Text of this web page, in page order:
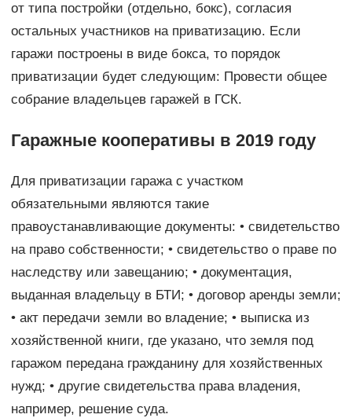
от типа постройки (отдельно, бокс), согласия
остальных участников на приватизацию. Если
гаражи построены в виде бокса, то порядок
приватизации будет следующим: Провести общее
собрание владельцев гаражей в ГСК.
Гаражные кооперативы в 2019 году
Для приватизации гаража с участком
обязательными являются такие
правоустанавливающие документы: • свидетельство
на право собственности; • свидетельство о праве по
наследству или завещанию; • документация,
выданная владельцу в БТИ; • договор аренды земли;
• акт передачи земли во владение; • выписка из
хозяйственной книги, где указано, что земля под
гаражом передана гражданину для хозяйственных
нужд; • другие свидетельства права владения,
например, решение суда.